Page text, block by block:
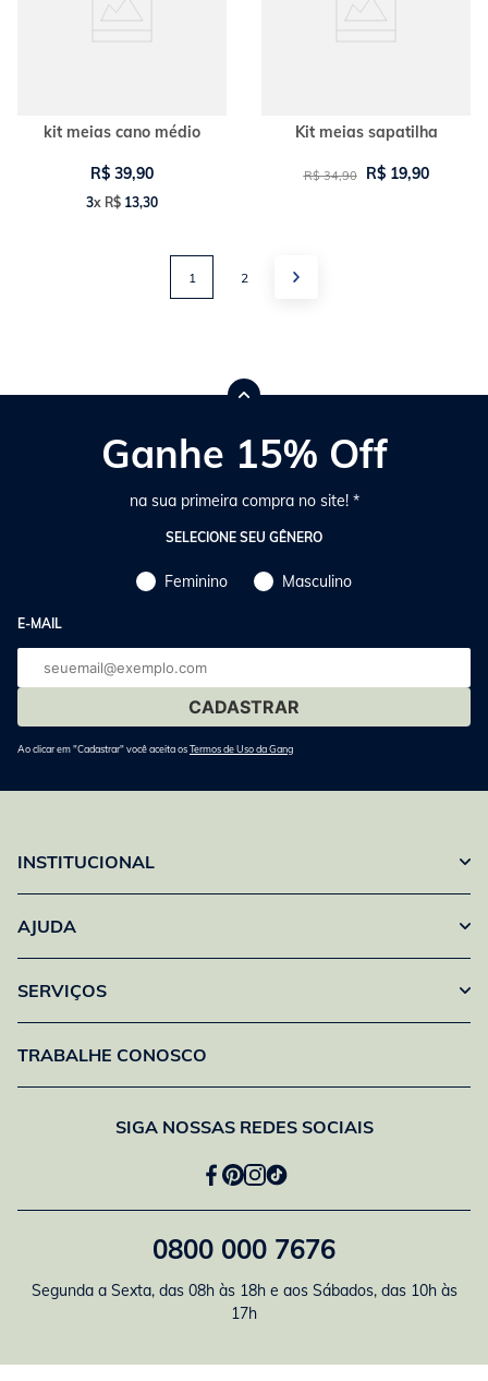
kit meias cano médio
R$ 39,90
3x R$ 13,30
Kit meias sapatilha
R$ 34,90 R$ 19,90
1 2
Ganhe 15% Off
na sua primeira compra no site! *
SELECIONE SEU GÊNERO
Feminino Masculino
E-MAIL
E-
mail
Ao clicar em "Cadastrar" você aceita osTermos de Uso da Gang
INSTITUCIONAL
AJUDA
SERVIÇOS
TRABALHE CONOSCO
SIGA NOSSAS REDES SOCIAIS
0800 000 7676
Segunda a Sexta, das 08h às 18h e aos Sábados, das 10h às
17h